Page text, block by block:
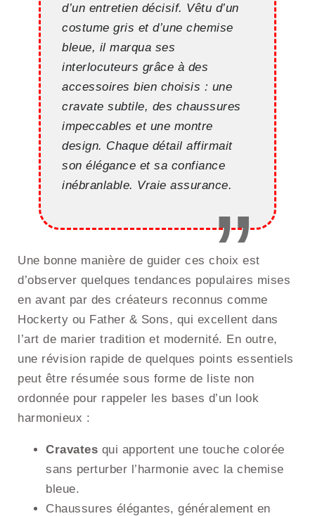
d’un entretien décisif. Vêtu d’un
costume gris et d’une chemise
bleue, il marqua ses
interlocuteurs grâce à des
accessoires bien choisis : une
cravate subtile, des chaussures
impeccables et une montre
design. Chaque détail affirmait
son élégance et sa confiance
inébranlable. Vraie assurance.
Une bonne manière de guider ces choix est
d’observer quelques tendances populaires mises
en avant par des créateurs reconnus comme
Hockerty ou Father & Sons, qui excellent dans
l’art de marier tradition et modernité. En outre,
une révision rapide de quelques points essentiels
peut être résumée sous forme de liste non
ordonnée pour rappeler les bases d’un look
harmonieux :
Cravates qui apportent une touche colorée
sans perturber l’harmonie avec la chemise
bleue.
Chaussures élégantes, généralement en